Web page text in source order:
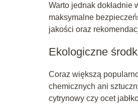
Warto jednak dokładnie
maksymalne
jakości oraz
Ekologiczne
Coraz większą
chemicznych ani
cytrynowy czy ocet